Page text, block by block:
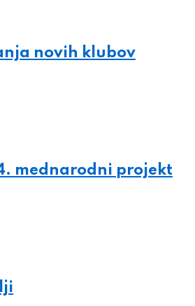
novih klubov
mednarodni projekt